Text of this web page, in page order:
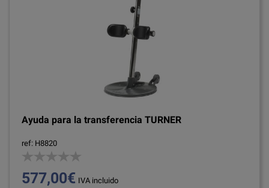
Ayuda para la transferencia TURNER
ref: H8820
577,00€ IVA incluido